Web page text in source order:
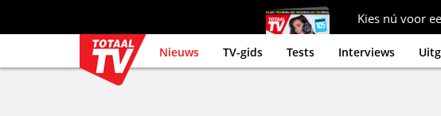
Kies nú voor
Nieuws TV-gids Tests Interviews